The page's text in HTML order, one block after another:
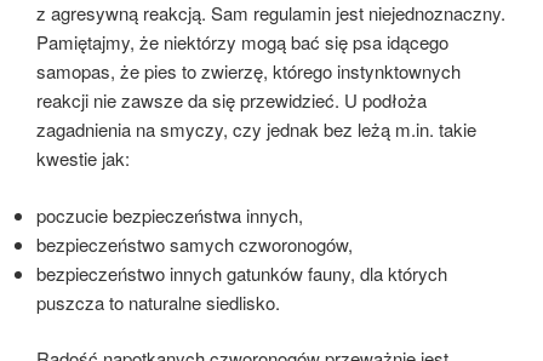
z agresywną reakcją. Sam regulamin jest niejednoznaczny.
Pamiętajmy, że niektórzy mogą bać się psa idącego
samopas, że pies to zwierzę, którego instynktownych
reakcji nie zawsze da się przewidzieć. U podłoża
zagadnienia na smyczy, czy jednak bez leżą m.in. takie
kwestie jak:
poczucie bezpieczeństwa innych,
bezpieczeństwo samych czworonogów,
bezpieczeństwo innych gatunków fauny, dla których
puszcza to naturalne siedlisko.